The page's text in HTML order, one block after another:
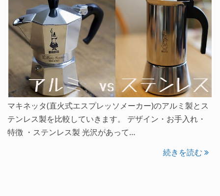
マキネッタ(直火式エスプレッソメーカー)のアルミ製とス
テンレス製を比較していきます。 デザイン・お手入れ・
特徴 ・ステンレス製 光沢があって…
続きを読む